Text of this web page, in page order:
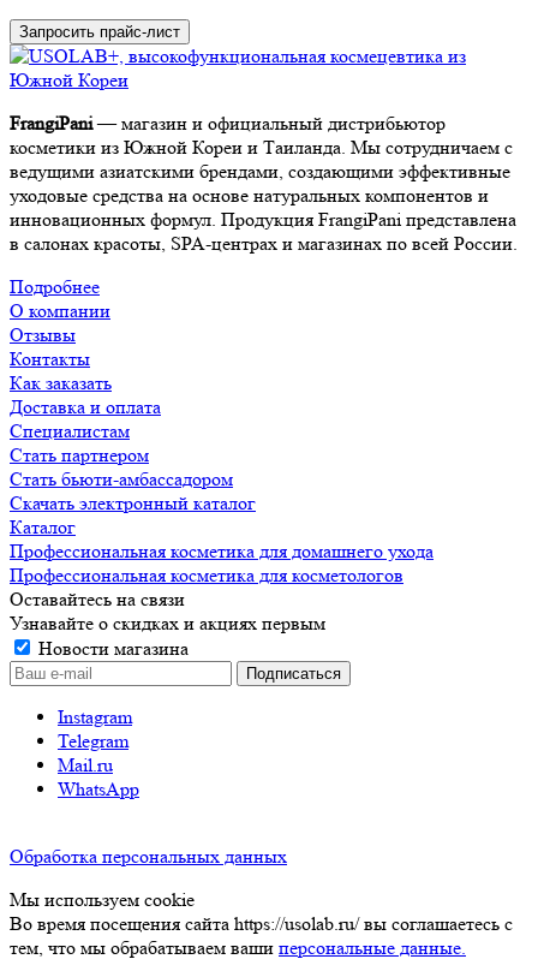
Запросить прайс-лист
FrangiPani— магазин и официальный дистрибьютор
косметики из Южной Кореи и Таиланда. Мы сотрудничаем с
ведущими азиатскими брендами, создающими эффективные
уходовые средства на основе натуральных компонентов и
инновационных формул. Продукция FrangiPani представлена
в салонах красоты, SPA-центрах и магазинах по всей России.
Подробнее
О компании
Отзывы
Контакты
Как заказать
Доставка и оплата
Специалистам
Стать партнером
Стать бьюти-амбассадором
Скачать электронный каталог
Каталог
Профессиональная косметика для домашнего ухода
Профессиональная косметика для косметологов
Оставайтесь на связи
Узнавайте о скидках и акциях первым
Новости магазина
Instagram
Telegram
Mail.ru
WhatsApp
Обработка персональных данных
Мы используем cookie
Во время посещения сайта https://usolab.ru/ вы соглашаетесь с
тем, что мы обрабатываем ваши персональные данные.